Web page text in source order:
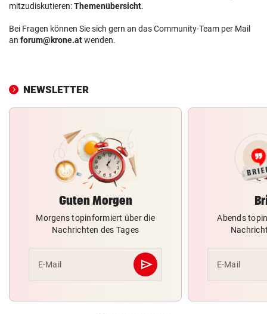
mitzudiskutieren:Themenübersicht.
Bei Fragen können Sie sich gern an das Community-Team per Mail
an forum@krone.atwenden.
NEWSLETTER
Guten Morgen
Morgens topinformiert über die
Nachrichten des Tages
E-Mail send
Abschicken
Abends
E-Mail